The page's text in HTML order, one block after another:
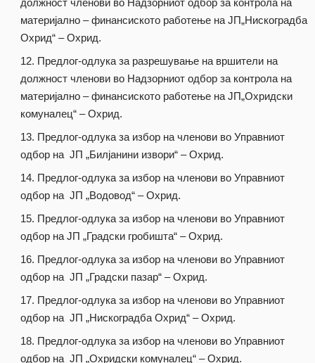
материјално – финансиското работење на ЈП„Нискоградба
Охрид“ – Охрид.
Предлог-одлука за разрешување на вршители на
должност членови во Надзорниот одбор за контрола на
материјално – финансиското работење на ЈП„Охридски
комуналец“ – Охрид.
Предлог-одлука за избор на членови во Управниот
одбор на ЈП „Билјанини извори“ – Охрид.
Предлог-одлука за избор на членови во Управниот
одбор на ЈП „Водовод“ – Охрид.
Предлог-одлука за избор на членови во Управниот
одбор на ЈП „Градски гробишта“ – Охрид.
Предлог-одлука за избор на членови во Управниот
одбор на ЈП „Градски пазар“ – Охрид.
Предлог-одлука за избор на членови во Управниот
одбор на ЈП „Нискоградба Охрид“ – Охрид.
Предлог-одлука за избор на членови во Управниот
одбор на ЈП „Охридски комуналец“ – Охрид.